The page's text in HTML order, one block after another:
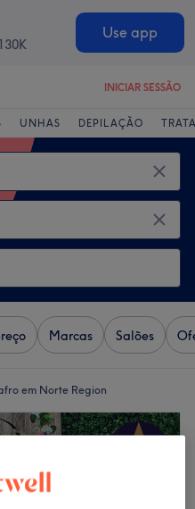
130K
Use app
INICIAR SESSÃO
UNHAS DEPILAÇÃO
Marcas Salões
em Norte Region